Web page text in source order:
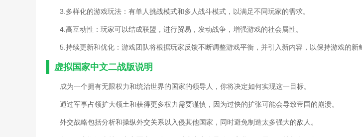
3.多样化的游戏玩法：有单人挑战模式和多人战斗模式，以满足不同玩家的需求。
4.高互动性：玩家可以结成联盟，进行贸易，发动战争，增强游戏的社会属性。
5.持续更新和优化：游戏团队将根据玩家反馈不断调整游戏平衡，并引入新内容，以保持游戏的新
虚拟国家中文二战版说明
成为一个拥有无限权力和统治世界的国家的领导人，你将决定如何实现这一目标。
通过军事占领扩大领土和获得更多权力需要谨慎，因为过快的扩张可能会导致帝国的崩溃。
外交战略包括分析和操纵外交关系以入侵其他国家，同时避免制造太多强大的敌人。